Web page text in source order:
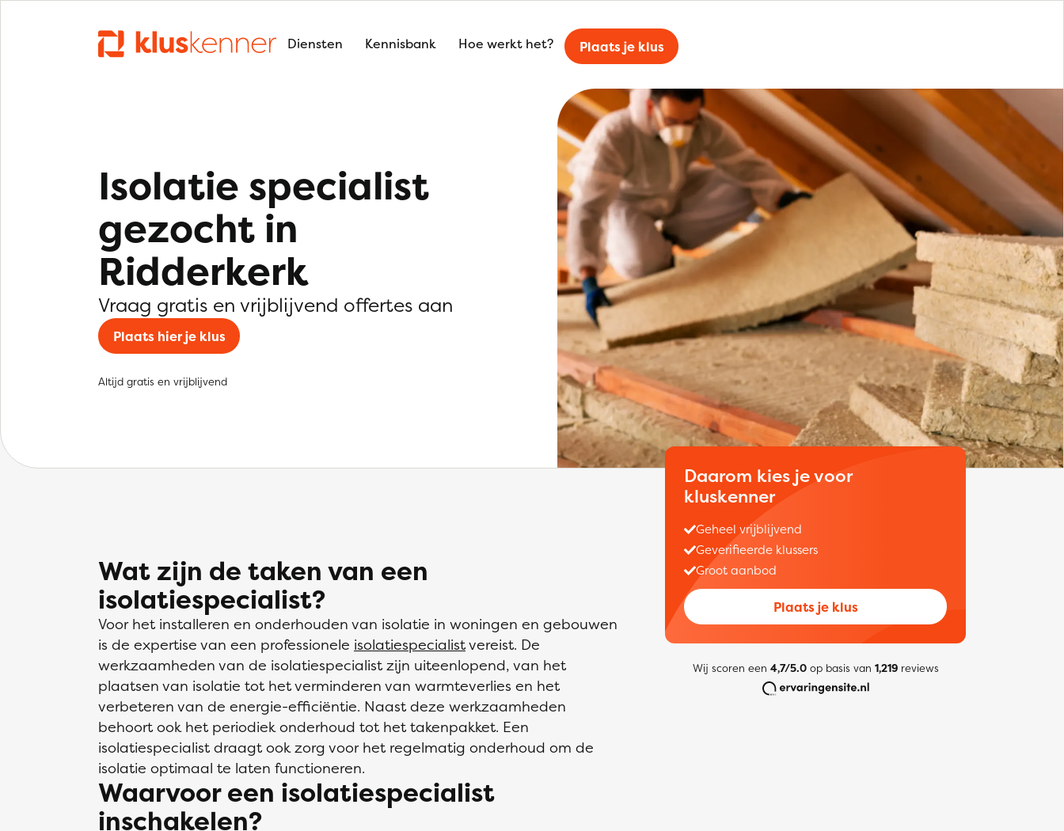
Diensten Kennisbank Hoe werkt het? Plaats je klus
Isolatie specialist
gezocht in
Ridderkerk
Vraag gratis en vrijblijvend offertes aan
Plaats hier je klus
Altijd gratis en vrijblijvend
Wat zijn de taken van een
isolatiespecialist?
Voor het installeren en onderhouden van isolatie in woningen en gebouwen
is de expertise van een professionele isolatiespecialistvereist. De
werkzaamheden van de isolatiespecialist zijn uiteenlopend, van het
plaatsen van isolatie tot het verminderen van warmteverlies en het
verbeteren van de energie-efficiëntie. Naast deze werkzaamheden
behoort ook het periodiek onderhoud tot het takenpakket. Een
isolatiespecialist draagt ook zorg voor het regelmatig onderhoud om de
isolatie optimaal te laten functioneren.
Waarvoor een isolatiespecialist
inschakelen?
Daarom kies je voor
kluskenner
Geheel vrijblijvend
Geverifieerde klussers
Groot aanbod
Plaats je klus
Wij scoren een 4,7/5.0op basis van 1,219reviews